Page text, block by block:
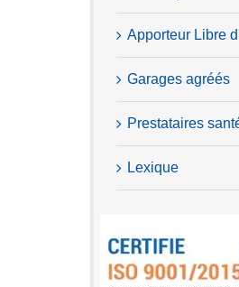
Apporteur Libre
Garages agréés
Prestataires
Lexique